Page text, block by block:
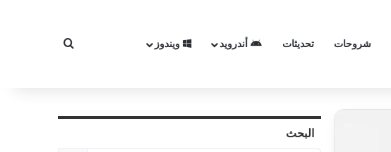
شروحات تحديثات أندرويد ويندوز
البحث